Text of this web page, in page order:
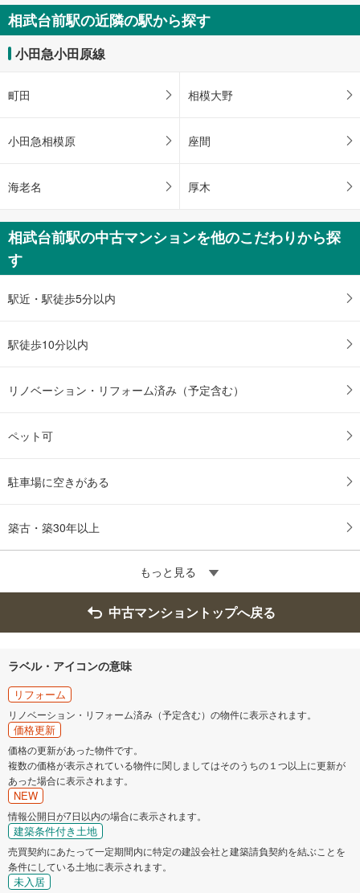
件
を
マ
イ
ー
に
す
相武台前駅の近隣の駅から探す
小田急小田原線
町田 相模大野
小田急相模原 座間
海老名 厚木
相武台前駅の中古マンションを他のこだわりから探
す
駅近・駅徒歩5分以内
駅徒歩10分以内
リノベーション・リフォーム済み（予定含む）
ペット可
駐車場に空きがある
築古・築30年以上
もっと見る
中古マンショントップへ戻る
ラベル・アイコンの意味
リフォーム
リノベーション・リフォーム済み（予定含む）の物件に表示されます。
価格更新
価格の更新があった物件です。
複数の価格が表示されている物件に関しましてはそのうちの１つ以上に更新が
あった場合に表示されます。
NEW
情報公開日が7日以内の場合に表示されます。
建築条件付き土地
売買契約にあたって一定期間内に特定の建設会社と建築請負契約を結ぶことを
条件にしている土地に表示されます。
未入居